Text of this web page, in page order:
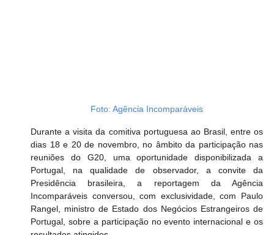
Foto: Agência Incomparáveis
Durante a visita da comitiva portuguesa ao Brasil, entre os
dias 18 e 20 de novembro, no âmbito da participação nas
reuniões do G20, uma oportunidade disponibilizada a
Portugal, na qualidade de observador, a convite da
Presidência brasileira, a reportagem da Agência
Incomparáveis conversou, com exclusividade, com Paulo
Rangel, ministro de Estado dos Negócios Estrangeiros de
Portugal, sobre a participação no evento internacional e os